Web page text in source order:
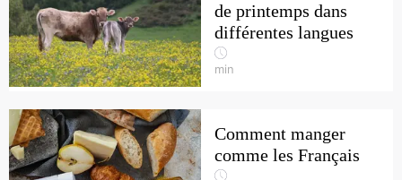
de printemps dans
différentes langues
min
Comment manger
comme les Français